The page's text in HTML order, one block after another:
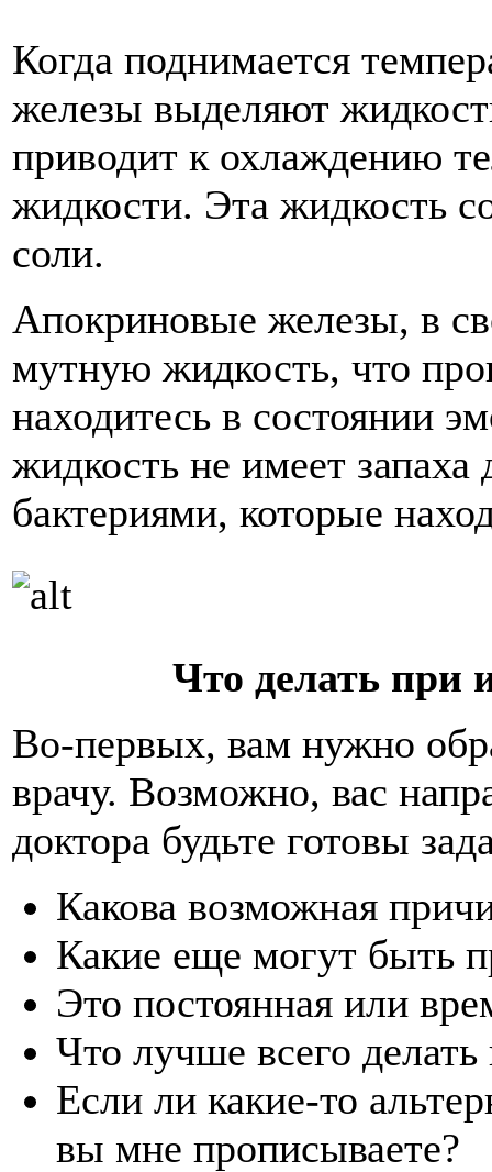
Когда поднимается
железы выделяют
приводит к охлаждению
жидкости. Эта жидкость
соли.
Апокриновые железы, в
мутную жидкость, что
находитесь в состоянии
жидкость не имеет запаха
бактериями, которые
Что делать при
Во-первых, вам нужно
врачу. Возможно, вас
доктора будьте готовы
Какова возможная
Какие еще могут быть
Это постоянная или
Что лучше всего делать
Если ли какие-то
вы мне прописываете?